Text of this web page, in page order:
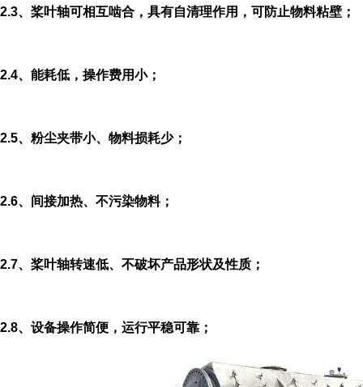
2.3、 桨叶轴可相互啮合，具有自清理作用，可防止物料粘壁；
2.4、 能耗低，操作费用小；
2.5、 粉尘夹带小、物料损耗少；
2.6、 间接加热、不污染物料；
2.7、 桨叶轴转速低、不破坏产品形状及性质；
2.8、 设备操作简便，运行平稳可靠；